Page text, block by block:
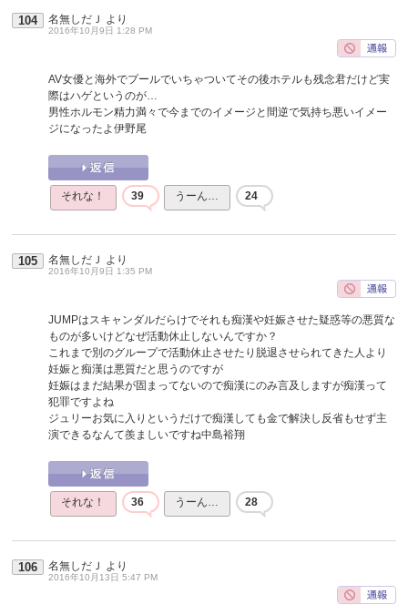
104 名無しだＪ より
2016年10月9日 1:28 PM
AV女優と海外でプールでいちゃついてその後ホテルも残念君だけど実
際はハゲというのが…
男性ホルモン精力満々で今までのイメージと間逆で気持ち悪いイメー
ジになったよ伊野尾
それな！ 39 うーん… 24
105 名無しだＪ より
2016年10月9日 1:35 PM
JUMPはスキャンダルだらけでそれも痴漢や妊娠させた疑惑等の悪質な
ものが多いけどなぜ活動休止しないんですか？
これまで別のグループで活動休止させたり脱退させられてきた人より
妊娠と痴漢は悪質だと思うのですが
妊娠はまだ結果が固まってないので痴漢にのみ言及しますが痴漢って
犯罪ですよね
ジュリーお気に入りというだけで痴漢しても金で解決し反省もせず主
演できるなんて羨ましいですね中島裕翔
それな！ 36 うーん… 28
106 名無しだＪ より
2016年10月13日 5:47 PM